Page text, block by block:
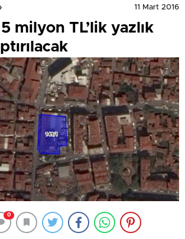
11 Mart 2016
5 milyon TL’lik yazlık
0